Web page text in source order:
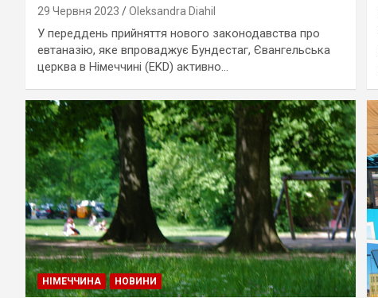
29 Червня 2023 Oleksandra Diahil
У переддень прийняття нового законодавства про
евтаназію, яке впроваджує Бундестаг, Євангельська
церква в Німеччині (EKD) активно…
НІМЕЧЧИНА НОВИНИ